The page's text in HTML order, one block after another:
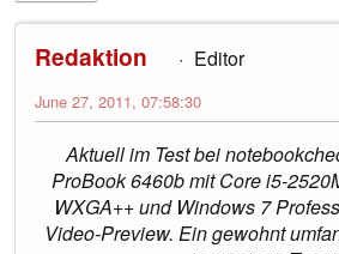
Redaktion Editor
June 27, 2011, 07:58:30
Aktuell im Test bei
ProBook 6460b mit Core i5-
WXGA++ und Windows 7
Video-Preview. Ein gewohnt